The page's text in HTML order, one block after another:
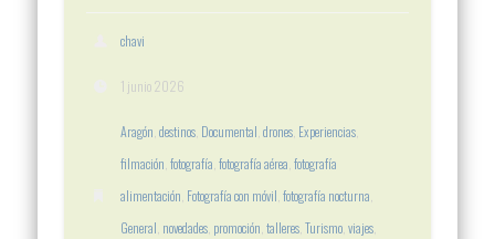
chavi
1 junio 2026
Aragón ,destinos Documental ,drones Experiencias
filmación ,fotografía ,fotografía aérea ,fotografía
alimentación Fotografía con móvil ,fotografía nocturna
General novedades promoción ,talleres ,Turismo ,viajes